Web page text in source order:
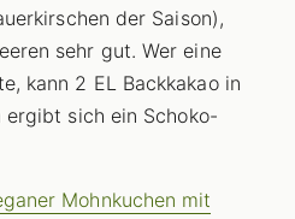
der Saison),
sehr gut. Wer eine
kann 2 EL Backkakao in
sich ein Schoko-
Mohnkuchen mit